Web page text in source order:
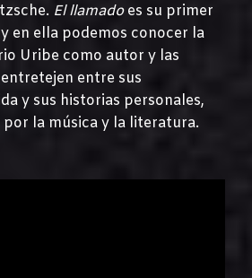
El llamadoes su primer
en ella podemos conocer la
Uribe como autor y las
entre sus
y sus historias personales,
por la música y la literatura.